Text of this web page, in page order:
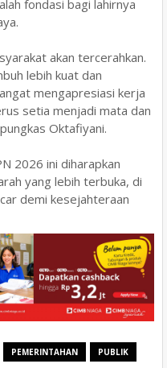
fondasi bagi lahirnya
akan tercerahkan.
lebih kuat dan
mengapresiasi kerja
setia menjadi mata dan
Oktafiyani.
2026 ini diharapkan
yang lebih terbuka, di
demi kesejahteraan
PEMERINTAHAN
PUBLIK